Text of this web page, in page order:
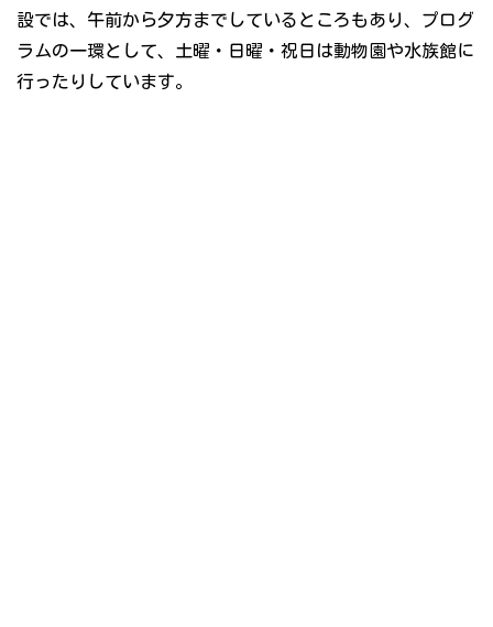
設では、午前から夕方までしているところもあり、プログ
ラムの一環として、土曜・日曜・祝日は動物園や水族館に
行ったりしています。